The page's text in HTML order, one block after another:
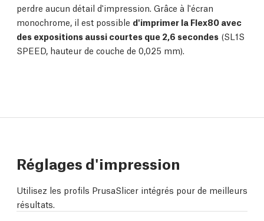
perdre aucun détail d'impression. Grâce à l'écran
monochrome, il est possible d'imprimer la Flex80 avec
des expositions aussi courtes que 2,6 secondes (SL1S
SPEED, hauteur de couche de 0,025 mm).
Réglages d'impression
Utilisez les profils PrusaSlicer intégrés pour de meilleurs
résultats.